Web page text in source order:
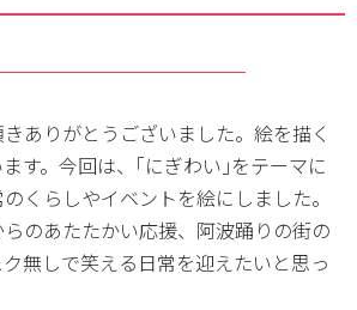
ありがとうございました。絵を描く
す。今回は、｢にぎわい｣をテーマに
くらしやイベントを絵にしました。
のあたたかい応援、阿波踊りの街の
無しで笑える日常を迎えたいと思っ